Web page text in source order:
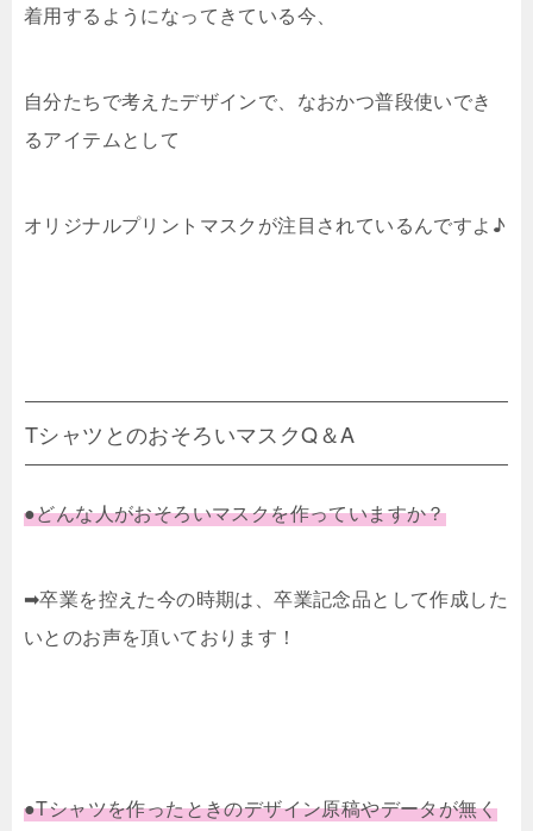
着用するようになってきている今、
自分たちで考えたデザインで、なおかつ普段使いでき
るアイテムとして
オリジナルプリントマスクが注目されているんですよ♪
TシャツとのおそろいマスクQ＆A
●どんな人がおそろいマスクを作っていますか？
➡卒業を控えた今の時期は、卒業記念品として作成した
いとのお声を頂いております！
●Tシャツを作ったときのデザイン原稿やデータが無く